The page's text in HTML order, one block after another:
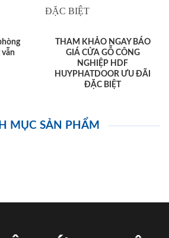
vẫn
THAM KHẢO NGAY BÁO
GIÁ CỬA GỖ CÔNG
NGHIỆP HDF
HUYPHATDOOR ƯU ĐÃI
ĐẶC BIỆT
MỤC SẢN PHẨM